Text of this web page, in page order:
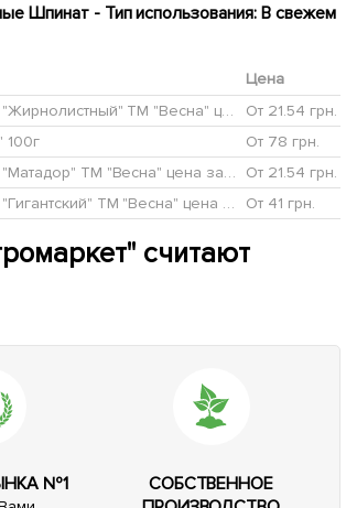
Шпинат - Тип использования: В свежем
Цена
На развес Шпинат "Жирнолистный" ТМ "Весна" цена за 7г
От 21.54 грн.
От 78 грн.
На развес Шпинат "Матадор" ТМ "Весна" цена за 7г
От 21.54 грн.
На развес Шпинат "Гигантский" ТМ "Весна" цена за 7г
От 41 грн.
считают
№1
СОБСТВЕННОЕ